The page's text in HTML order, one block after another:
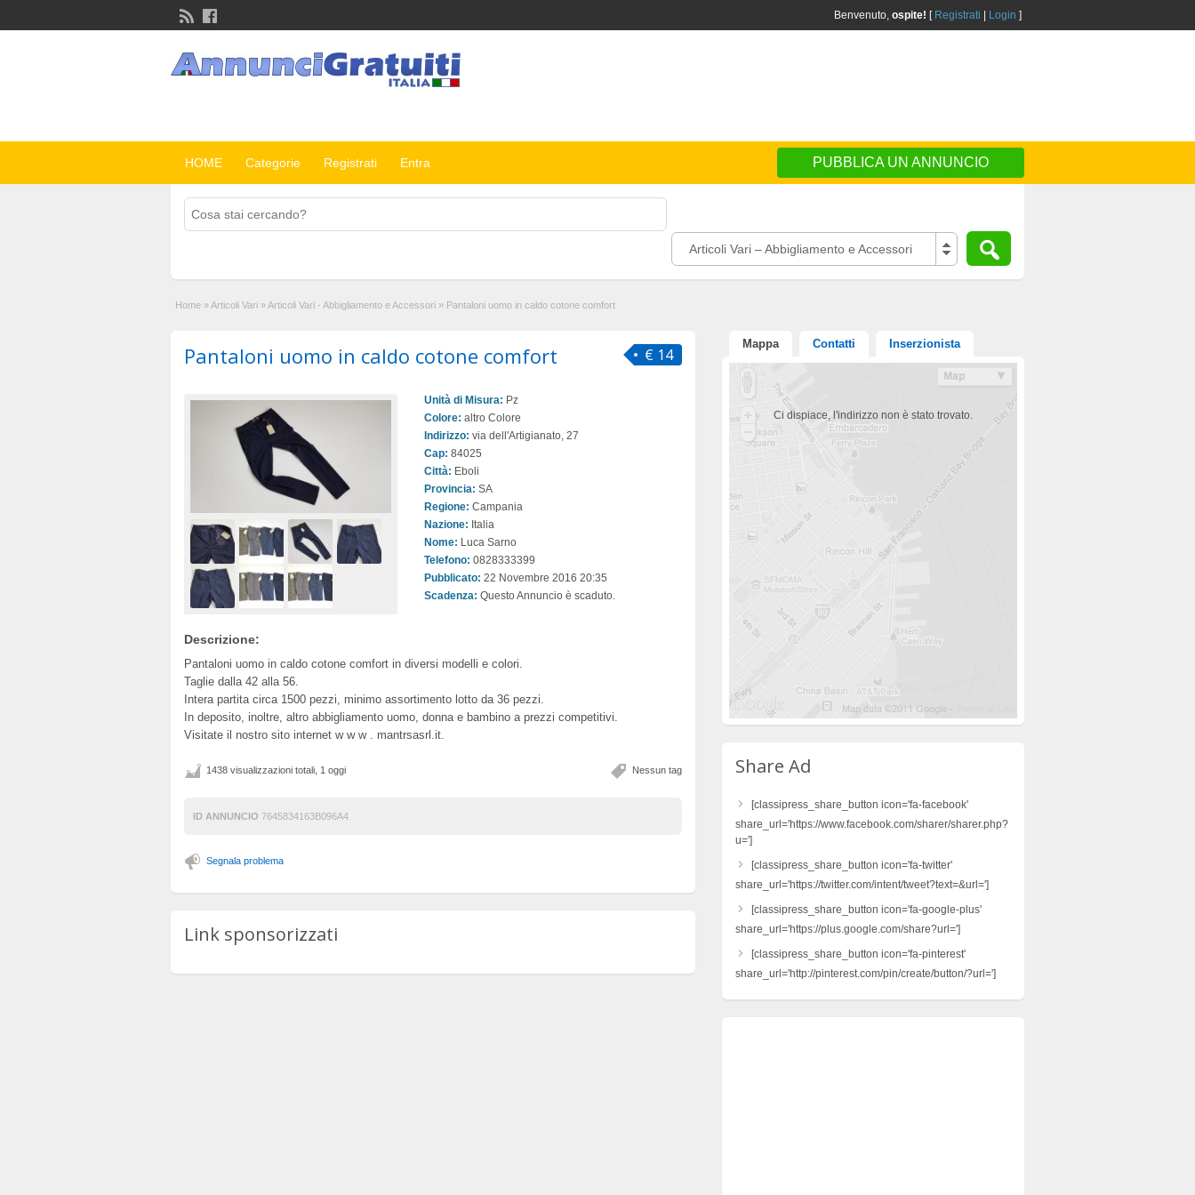
Benvenuto, ospite! [ Registrati Login ]
HOME Categorie Registrati Entra PUBBLICA UN ANNUNCIO
Articoli Vari – Abbigliamento e Accessori
Home »Articoli Vari »Articoli Vari - Abbigliamento e Accessori » Pantaloni uomo in caldo cotone comfort
€ 14
Pantaloni uomo in caldo cotone comfort
Unità di Misura: Pz
Colore: altro Colore
Indirizzo: via dell'Artigianato, 27
Cap: 84025
Città: Eboli
Provincia: SA
Regione: Campania
Nazione: Italia
Nome: Luca Sarno
Telefono: 0828333399
Pubblicato: 22 Novembre 2016 20:35
Scadenza: Questo Annuncio è scaduto.
Descrizione:
Pantaloni uomo in caldo cotone comfort in diversi modelli e colori.
Taglie dalla 42 alla 56.
Intera partita circa 1500 pezzi, minimo assortimento lotto da 36 pezzi.
In deposito, inoltre, altro abbigliamento uomo, donna e bambino a prezzi competitivi.
Visitate il nostro sito internet w w w . mantrsasrl.it.
Nessun tag
1438 visualizzazioni totali, 1 oggi
ID ANNUNCIO 7645834163B096A4
Segnala problema
Link sponsorizzati
Mappa Contatti Inserzionista
Ci dispiace, l'indirizzo non è stato trovato.
Share Ad
[classipress_share_button icon='fa-facebook'
share_url='https://www.facebook.com/sharer/sharer.php?
u=']
[classipress_share_button icon='fa-twitter'
share_url='https://twitter.com/intent/tweet?text=&url=']
[classipress_share_button icon='fa-google-plus'
share_url='https://plus.google.com/share?url=']
[classipress_share_button icon='fa-pinterest'
share_url='http://pinterest.com/pin/create/button/?url=']